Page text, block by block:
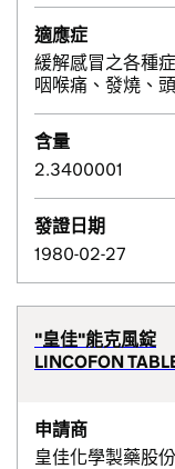
適應症
緩解感冒之各種
咽喉痛、發燒、
含量
2.3400001
發證日期
1980-02-27
"皇佳"能克風錠
LINCOFON
申請商
皇佳化學製藥股